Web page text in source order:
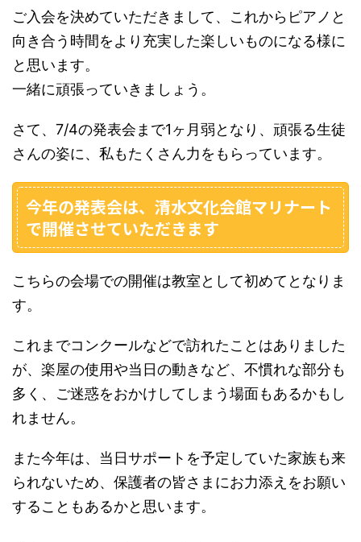
ご入会を決めていただきまして、これからピアノと
向き合う時間をより充実した楽しいものになる様に
と思います。
一緒に頑張っていきましょう。
さて、7/4の発表会まで1ヶ月弱となり、頑張る生徒
さんの姿に、私もたくさん力をもらっています。
今年の発表会は、清水文化会館マリナート
で開催させていただきます
こちらの会場での開催は教室として初めてとなりま
す。
これまでコンクールなどで訪れたことはありました
が、楽屋の使用や当日の動きなど、不慣れな部分も
多く、ご迷惑をおかけしてしまう場面もあるかもし
れません。
また今年は、当日サポートを予定していた家族も来
られないため、保護者の皆さまにお力添えをお願い
することもあるかと思います。